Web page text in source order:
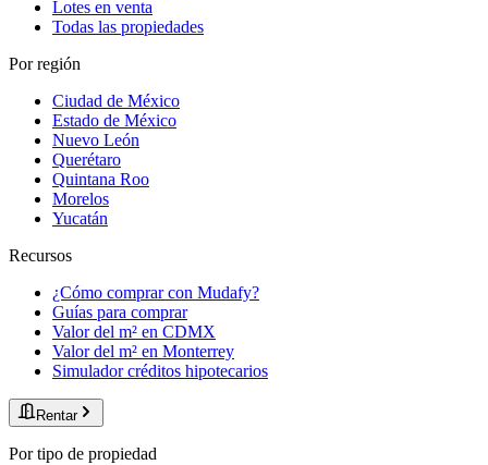
Lotes en venta
Todas las propiedades
Por región
Ciudad de México
Estado de México
Nuevo León
Querétaro
Quintana Roo
Morelos
Yucatán
Recursos
¿Cómo comprar con Mudafy?
Guías para comprar
Valor del m² en CDMX
Valor del m² en Monterrey
Simulador créditos hipotecarios
Rentar
Por tipo de propiedad